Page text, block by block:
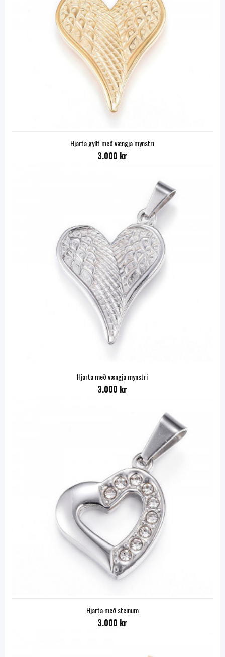
Hjarta gyllt með vængja mynstri
3.000 kr
Hjarta með vængja mynstri
3.000 kr
Hjarta með steinum
3.000 kr